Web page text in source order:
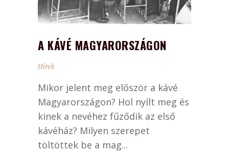
A KÁVÉ MAGYARORSZÁGON
Hírek
Mikor jelent meg először a kávé
Magyarországon? Hol nyílt meg és
kinek a nevéhez fűződik az első
kávéház? Milyen szerepet
töltöttek be a mag...